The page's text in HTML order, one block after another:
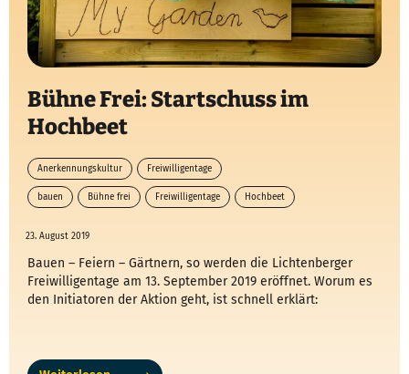
Bühne Frei: Startschuss im
Hochbeet
Anerkennungskultur Freiwilligentage
bauen Bühne frei Freiwilligentage Hochbeet
23. August 2019
Bauen – Feiern – Gärtnern, so werden die Lichtenberger
Freiwilligentage am 13. September 2019 eröffnet. Worum es
den Initiatoren der Aktion geht, ist schnell erklärt: